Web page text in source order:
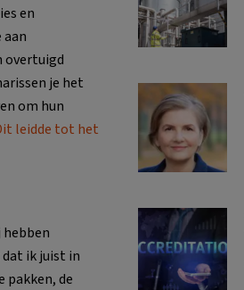
en
overtuigd
je het
om hun
leidde tot het
dat ik juist in
de